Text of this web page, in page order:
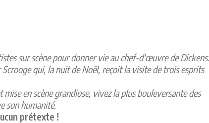
sur scène pour donner vie au chef-d'œuvre de Dickens.
qui, la nuit de Noël, reçoit la visite de trois esprits
en scène grandiose, vivez la plus bouleversante des
son humanité.
prétexte !